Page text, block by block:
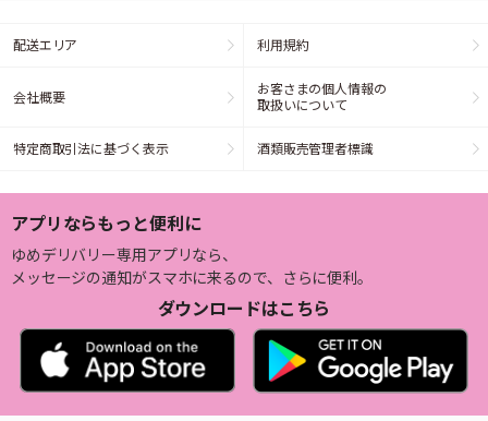
配送エリア 利用規約
会社概要
お客さまの個人情報の
取扱いについて
特定商取引法に基づく表示 酒類販売管理者標識
アプリならもっと便利に
ゆめデリバリー専用アプリなら、
メッセージの通知がスマホに来るので、さらに便利。
ダウンロードはこちら